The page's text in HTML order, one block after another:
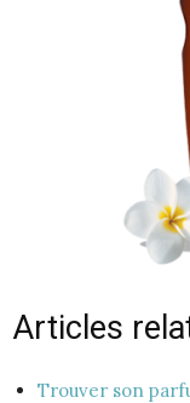
Articles
Trouver son